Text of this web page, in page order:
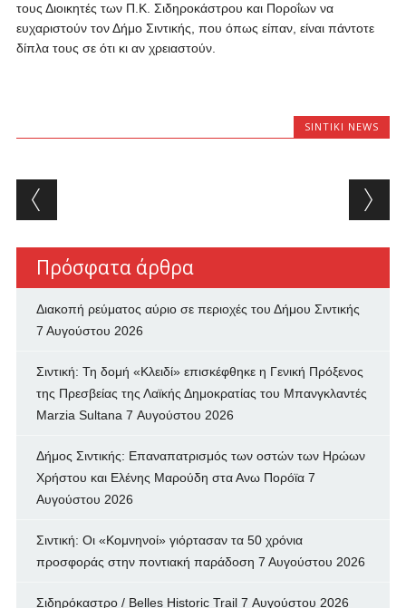
τους Διοικητές των Π.Κ. Σιδηροκάστρου και Ποροΐων να
ευχαριστούν τον Δήμο Σιντικής, που όπως είπαν, είναι πάντοτε
δίπλα τους σε ότι κι αν χρειαστούν.
SINTIKI NEWS
Post navigation
Πρόσφατα άρθρα
Διακοπή ρεύματος αύριο σε περιοχές του Δήμου Σιντικής
7 Αυγούστου 2026
Σιντική: Τη δομή «Κλειδί» επισκέφθηκε η Γενική Πρόξενος
της Πρεσβείας της Λαϊκής Δημοκρατίας του Μπανγκλαντές
Marzia Sultana 7 Αυγούστου 2026
Δήμος Σιντικής: Επαναπατρισμός των oστών των Ηρώων
Χρήστου και Ελένης Μαρούδη στα Ανω Πορόϊα 7
Αυγούστου 2026
Σιντική: Οι «Κομνηνοί» γιόρτασαν τα 50 χρόνια
προσφοράς στην ποντιακή παράδοση 7 Αυγούστου 2026
Σιδηρόκαστρο / Belles Historic Trail 7 Αυγούστου 2026